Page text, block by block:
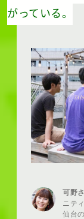
がっている。
可野
ニテ
仙台